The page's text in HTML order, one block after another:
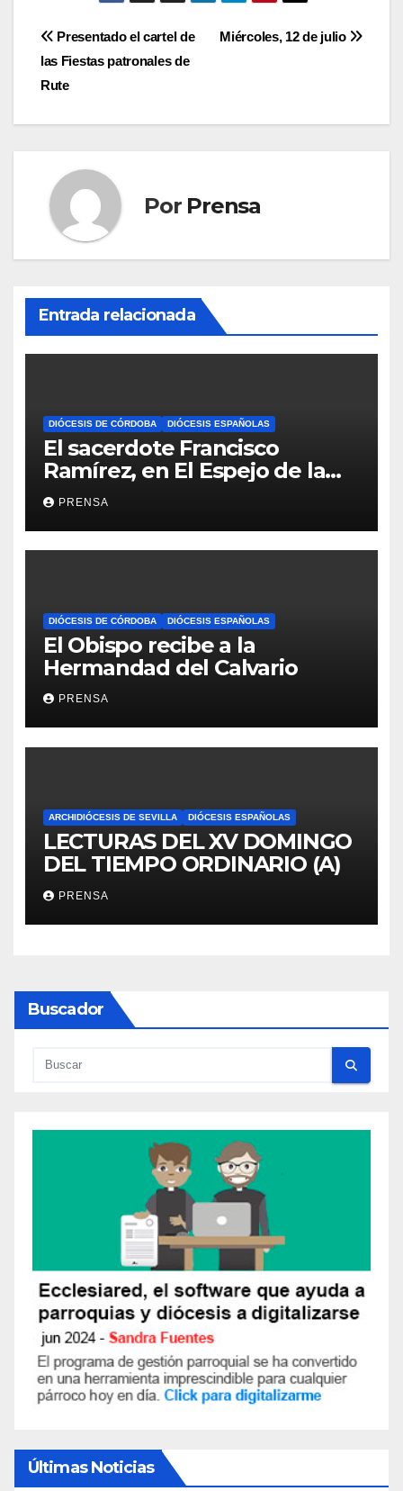
Navegación
de
entradas
Miércoles, 12 de julio
Presentado el cartel de
las Fiestas patronales de
Rute
Por Prensa
Entrada relacionada
DIÓCESIS DE CÓRDOBA DIÓCESIS ESPAÑOLAS
El sacerdote Francisco
Ramírez, en El Espejo de la
Iglesia
PRENSA
DIÓCESIS DE CÓRDOBA DIÓCESIS ESPAÑOLAS
El Obispo recibe a la
Hermandad del Calvario
PRENSA
ARCHIDIÓCESIS DE SEVILLA DIÓCESIS ESPAÑOLAS
LECTURAS DEL XV DOMINGO
DEL TIEMPO ORDINARIO (A)
PRENSA
Buscador
Últimas Noticias